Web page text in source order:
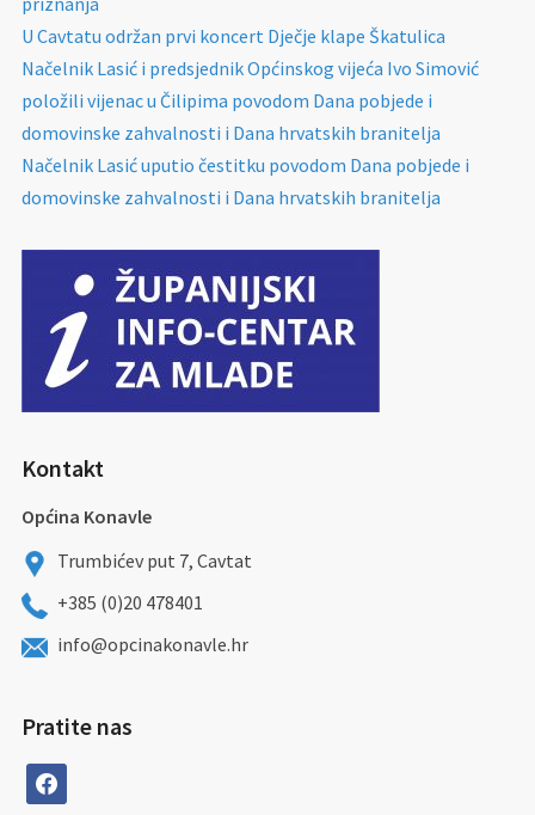
U Cavtatu održan prvi koncert Dječje klape Škatulica
Načelnik Lasić i predsjednik Općinskog vijeća Ivo Simović
položili vijenac u Čilipima povodom Dana pobjede i
domovinske zahvalnosti i Dana hrvatskih branitelja
Načelnik Lasić uputio čestitku povodom Dana pobjede i
domovinske zahvalnosti i Dana hrvatskih branitelja
Kontakt
Općina Konavle
Trumbićev put 7, Cavtat
+385 (0)20 478401
info@opcinakonavle.hr
Pratite nas
facebook